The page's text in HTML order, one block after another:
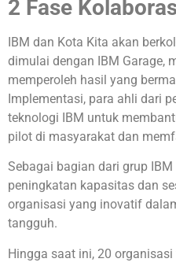
2 Fase
IBM dan Kota Kita akan
dimulai dengan IBM Garage,
memperoleh hasil yang
Implementasi, para ahli dari
teknologi IBM untuk
pilot di masyarakat dan
Sebagai bagian dari grup
peningkatan kapasitas dan
organisasi yang inovatif
tangguh.
Hingga saat ini, 20